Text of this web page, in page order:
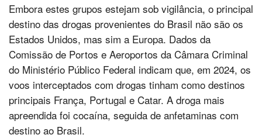
Embora estes grupos estejam sob vigilância, o principal
destino das drogas provenientes do Brasil não são os
Estados Unidos, mas sim a Europa. Dados da
Comissão de Portos e Aeroportos da Câmara Criminal
do Ministério Público Federal indicam que, em 2024, os
voos interceptados com drogas tinham como destinos
principais França, Portugal e Catar. A droga mais
apreendida foi cocaína, seguida de anfetaminas com
destino ao Brasil.